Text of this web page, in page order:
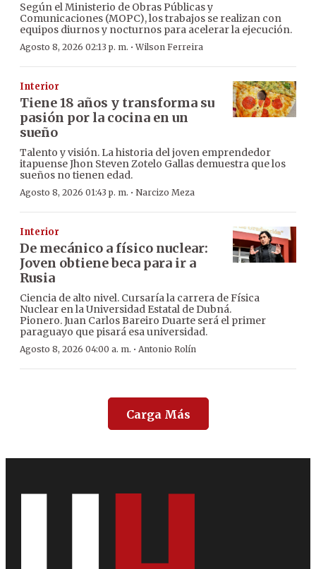
Según el Ministerio de Obras Públicas y
Comunicaciones (MOPC), los trabajos se realizan con
equipos diurnos y nocturnos para acelerar la ejecución.
Agosto 8, 2026 02:13 p. m. ·Wilson Ferreira
Interior
Tiene 18 años y transforma su
pasión por la cocina en un
sueño
Talento y visión. La historia del joven emprendedor
itapuense Jhon Steven Zotelo Gallas demuestra que los
sueños no tienen edad.
Agosto 8, 2026 01:43 p. m. · Narcizo Meza
Interior
De mecánico a físico nuclear:
Joven obtiene beca para ir a
Rusia
Ciencia de alto nivel. Cursaría la carrera de Física
Nuclear en la Universidad Estatal de Dubná.
Pionero. Juan Carlos Bareiro Duarte será el primer
paraguayo que pisará esa universidad.
Agosto 8, 2026 04:00 a. m. · Antonio Rolín
Carga Más